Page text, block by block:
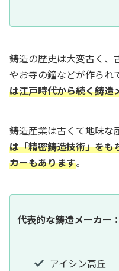
鋳造の歴史は大変古く、
やお寺の鐘などが作られ
は江戸時代から続く鋳造
鋳造産業は古くて地味な
は「精密鋳造技術」をも
カーもあります。
代表的な鋳造メーカー：
アイシン高丘